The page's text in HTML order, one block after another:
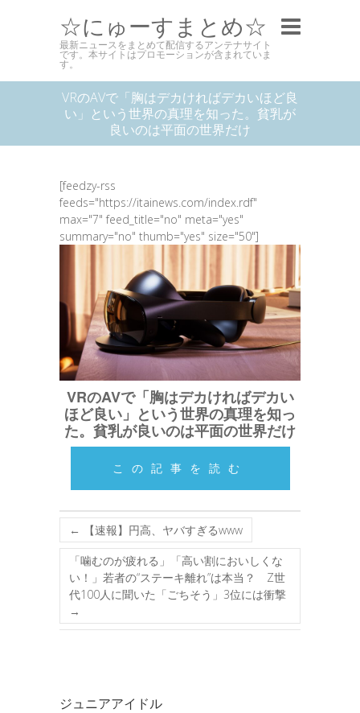
☆にゅーすまとめ☆
最新ニュースをまとめて配信するアンテナサイト
です。本サイトはプロモーションが含まれていま
す。
VRのAVで「胸はデカければデカいほど良
い」という世界の真理を知った。貧乳が
良いのは平面の世界だけ
[feedzy-rss
feeds="https://itainews.com/index.rdf"
max="7" feed_title="no" meta="yes"
summary="no" thumb="yes" size="50"]
VRのAVで「胸はデカければデカい
ほど良い」という世界の真理を知っ
た。貧乳が良いのは平面の世界だけ
この記事を読む
←
【速報】円高、ヤバすぎるwww
「噛むのが疲れる」「高い割においしくな
い！」若者の“ステーキ離れ”は本当？ Z世
代100人に聞いた「ごちそう」3位には衝撃
→
ジュニアアイドル